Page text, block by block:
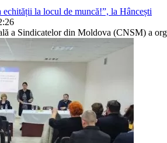
echității la locul de muncă!”, la Hâncești
a Sindicatelor din Moldova (CNSM) a